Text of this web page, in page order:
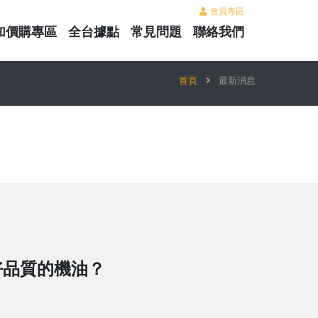
會員專區
價購專區 全台據點 常見問題 聯絡我們
首頁 最新消息
質的機油？